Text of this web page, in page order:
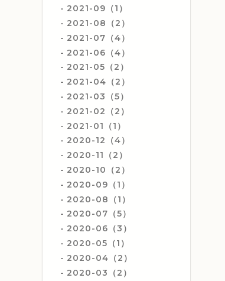
2021-09（1）
2021-08（2）
2021-07（4）
2021-06（4）
2021-05（2）
2021-04（2）
2021-03（5）
2021-02（2）
2021-01（1）
2020-12（4）
2020-11（2）
2020-10（2）
2020-09（1）
2020-08（1）
2020-07（5）
2020-06（3）
2020-05（1）
2020-04（2）
2020-03（2）